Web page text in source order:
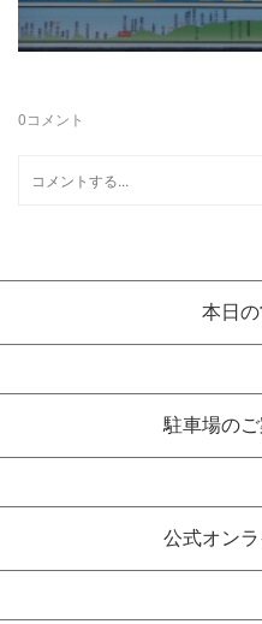
0コメント
本日
駐車場の
公式オン